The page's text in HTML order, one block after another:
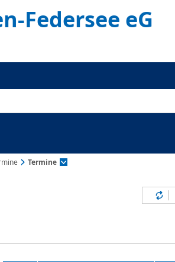
Federsee eG
Termine